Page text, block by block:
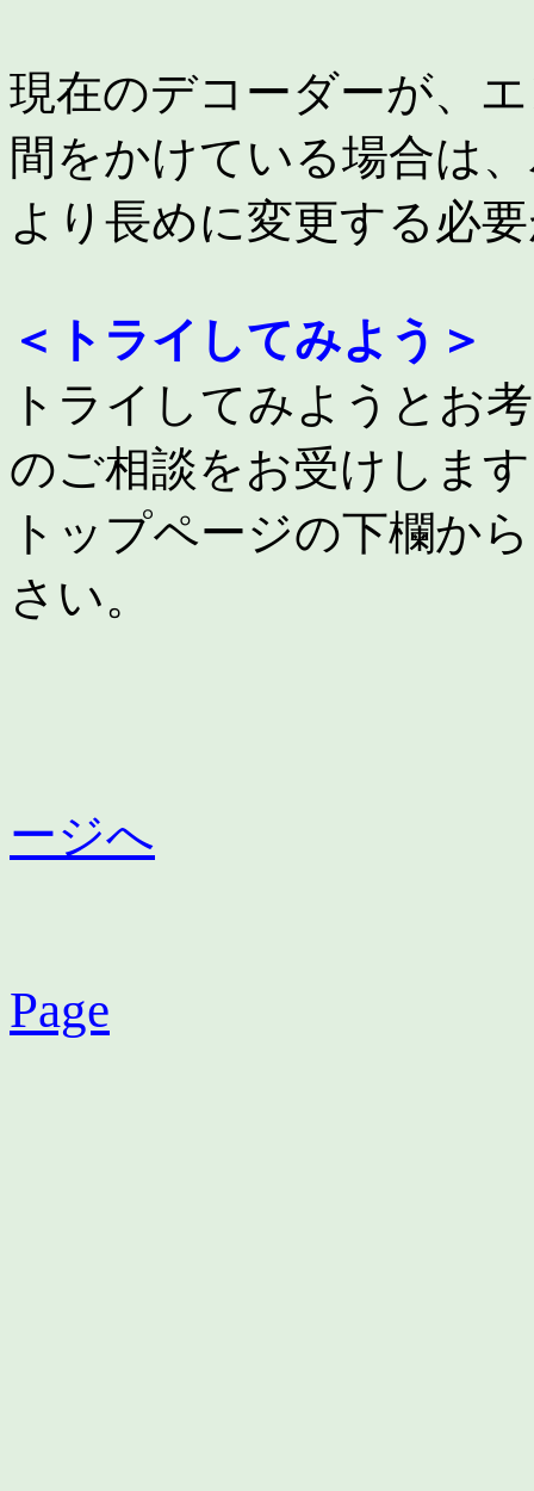
現在のデコーダーが、
間をかけている場合は
より長めに変更する必
＜トライしてみよう＞
トライしてみようとお
のご相談をお受けしま
トップページの下欄か
さい。
ージへ
Page